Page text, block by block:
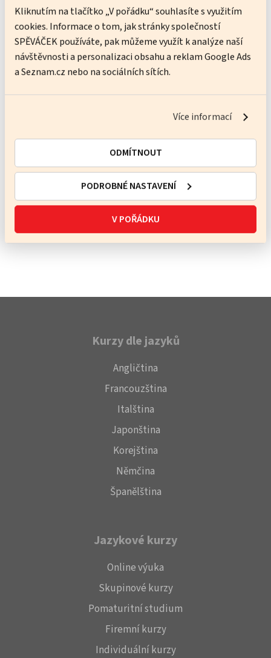
Kliknutím na tlačítko „V pořádku“ souhlasíte s využitím
cookies. Informace o tom, jak stránky společností
SPĚVÁČEK používáte, pak můžeme využít k analýze naší
návštěvnosti a personalizaci obsahu a reklam Google Ads
a Seznam.cz nebo na sociálních sítích.
Více informací
V POŘÁDKU
PODROBNÉ NASTAVENÍ
ODMÍTNOUT
Nevíte si rady?
Obraťte se na nás.
Koordinátorka výuky
+420 608 602 611
skola@spevacek.info
Kurzy dle jazyků
Angličtina
Francouzština
Italština
Japonština
Korejština
Němčina
Španělština
Jazykové kurzy
Online výuka
Skupinové kurzy
Pomaturitní studium
Firemní kurzy
Individuální kurzy